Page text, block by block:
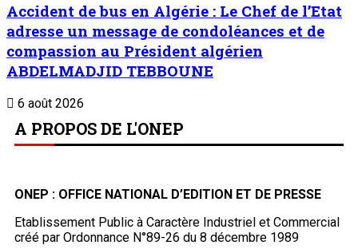
Accident de bus en Algérie : Le Chef de l’Etat
adresse un message de condoléances et de
compassion au Président algérien
ABDELMADJID TEBBOUNE
6 août 2026
A PROPOS DE L'ONEP
ONEP : OFFICE NATIONAL D’EDITION ET DE PRESSE
Etablissement Public à Caractère Industriel et Commercial
créé par Ordonnance N°89-26 du 8 décembre 1989